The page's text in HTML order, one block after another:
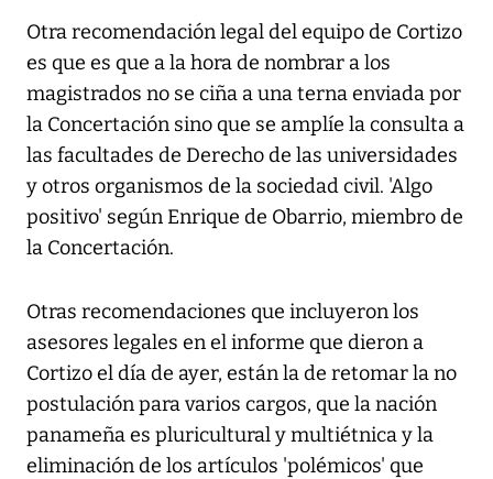
Otra recomendación legal del equipo de Cortizo
es que es que a la hora de nombrar a los
magistrados no se ciña a una terna enviada por
la Concertación sino que se amplíe la consulta a
las facultades de Derecho de las universidades
y otros organismos de la sociedad civil. 'Algo
positivo' según Enrique de Obarrio, miembro de
la Concertación.
Otras recomendaciones que incluyeron los
asesores legales en el informe que dieron a
Cortizo el día de ayer, están la de retomar la no
postulación para varios cargos, que la nación
panameña es pluricultural y multiétnica y la
eliminación de los artículos 'polémicos' que